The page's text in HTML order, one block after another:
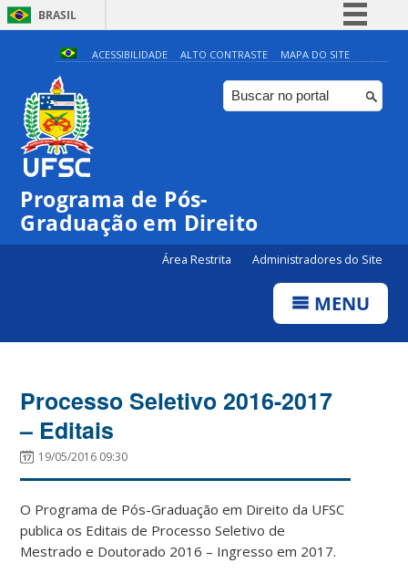
BRASIL
Simplifique!
Comunica BR
Participe
ACESSIBILIDADE ALTO CONTRASTE MAPA DO SITE
Programa de Pós-
Graduação em Direito
Área Restrita Administradores do Site
MENU
Processo Seletivo 2016-2017
– Editais
19/05/2016 09:30
O Programa de Pós-Graduação em Direito da UFSC
publica os Editais de Processo Seletivo de
Mestrado e Doutorado 2016 – Ingresso em 2017.